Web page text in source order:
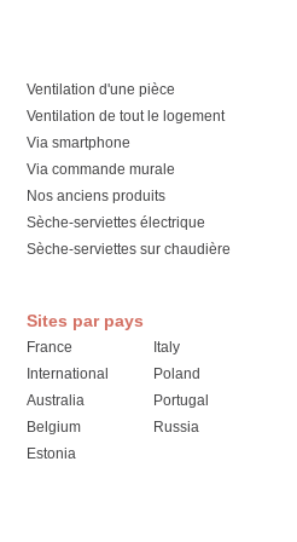
Ventilation d'une pièce
Ventilation de tout le logement
Via smartphone
Via commande murale
Nos anciens produits
Sèche-serviettes électrique
Sèche-serviettes sur chaudière
Sites par pays
France
International
Australia
Belgium
Estonia
Italy
Poland
Portugal
Russia